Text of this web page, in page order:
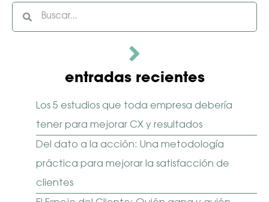
entradas recientes
Los 5 estudios que toda empresa debería
tener para mejorar CX y resultados
Del dato a la acción: Una metodología
práctica para mejorar la satisfacción de
clientes